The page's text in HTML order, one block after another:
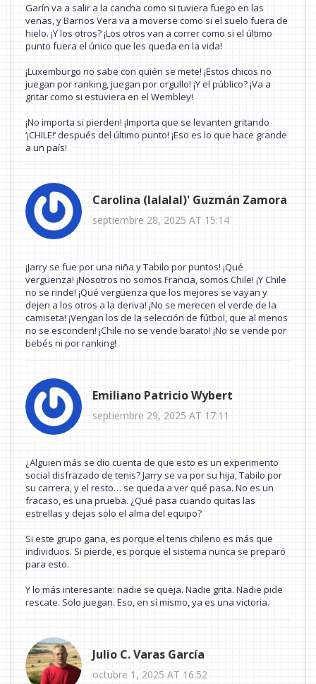
Garín va a salir a la cancha como si tuviera fuego en las
venas, y Barrios Vera va a moverse como si el suelo fuera de
hielo. ¡Y los otros? ¡Los otros van a correr como si el último
punto fuera el único que les queda en la vida!
¡Luxemburgo no sabe con quién se mete! ¡Estos chicos no
juegan por ranking, juegan por orgullo! ¡Y el público? ¡Va a
gritar como si estuviera en el Wembley!
¡No importa si pierden! ¡Importa que se levanten gritando
‘¡CHILE!’ después del último punto! ¡Eso es lo que hace grande
a un país!
Carolina (lalalal)' Guzmán Zamora
septiembre 28, 2025 AT 15:14
¡Jarry se fue por una niña y Tabilo por puntos! ¡Qué
vergüenza! ¡Nosotros no somos Francia, somos Chile! ¡Y Chile
no se rinde! ¡Qué vergüenza que los mejores se vayan y
dejen a los otros a la deriva! ¡No se merecen el verde de la
camiseta! ¡Vengan los de la selección de fútbol, que al menos
no se esconden! ¡Chile no se vende barato! ¡No se vende por
bebés ni por ranking!
Emiliano Patricio Wybert
septiembre 29, 2025 AT 17:11
¿Alguien más se dio cuenta de que esto es un experimento
social disfrazado de tenis? Jarry se va por su hija, Tabilo por
su carrera, y el resto… se queda a ver qué pasa. No es un
fracaso, es una prueba. ¿Qué pasa cuando quitas las
estrellas y dejas solo el alma del equipo?
Si este grupo gana, es porque el tenis chileno es más que
individuos. Si pierde, es porque el sistema nunca se preparó
para esto.
Y lo más interesante: nadie se queja. Nadie grita. Nadie pide
rescate. Solo juegan. Eso, en sí mismo, ya es una victoria.
Julio C. Varas García
octubre 1, 2025 AT 16:52